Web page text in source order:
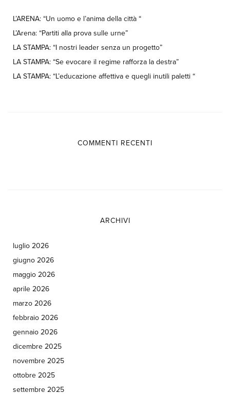
L’ARENA: “Un uomo e l’anima della città “
L’Arena: “Partiti alla prova sulle urne”
LA STAMPA: “I nostri leader senza un progetto”
LA STAMPA: “Se evocare il regime rafforza la destra”
LA STAMPA: “L’educazione affettiva e quegli inutili paletti “
COMMENTI RECENTI
ARCHIVI
luglio 2026
giugno 2026
maggio 2026
aprile 2026
marzo 2026
febbraio 2026
gennaio 2026
dicembre 2025
novembre 2025
ottobre 2025
settembre 2025